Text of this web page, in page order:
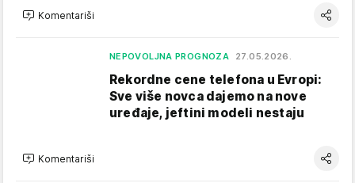
Komentariši
NEPOVOLJNA PROGNOZA 27.05.2026.
Rekordne cene telefona u Evropi:
Sve više novca dajemo na nove
uređaje, jeftini modeli nestaju
Komentariši